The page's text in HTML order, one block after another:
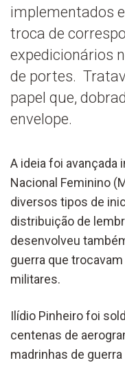
implementados
troca de
expedicionários
de portes.
papel que,
envelope.
A ideia foi
Nacional Feminino
diversos tipos de
distribuição de
desenvolveu
guerra que
militares.
Ilídio Pinheiro foi
centenas de
madrinhas de